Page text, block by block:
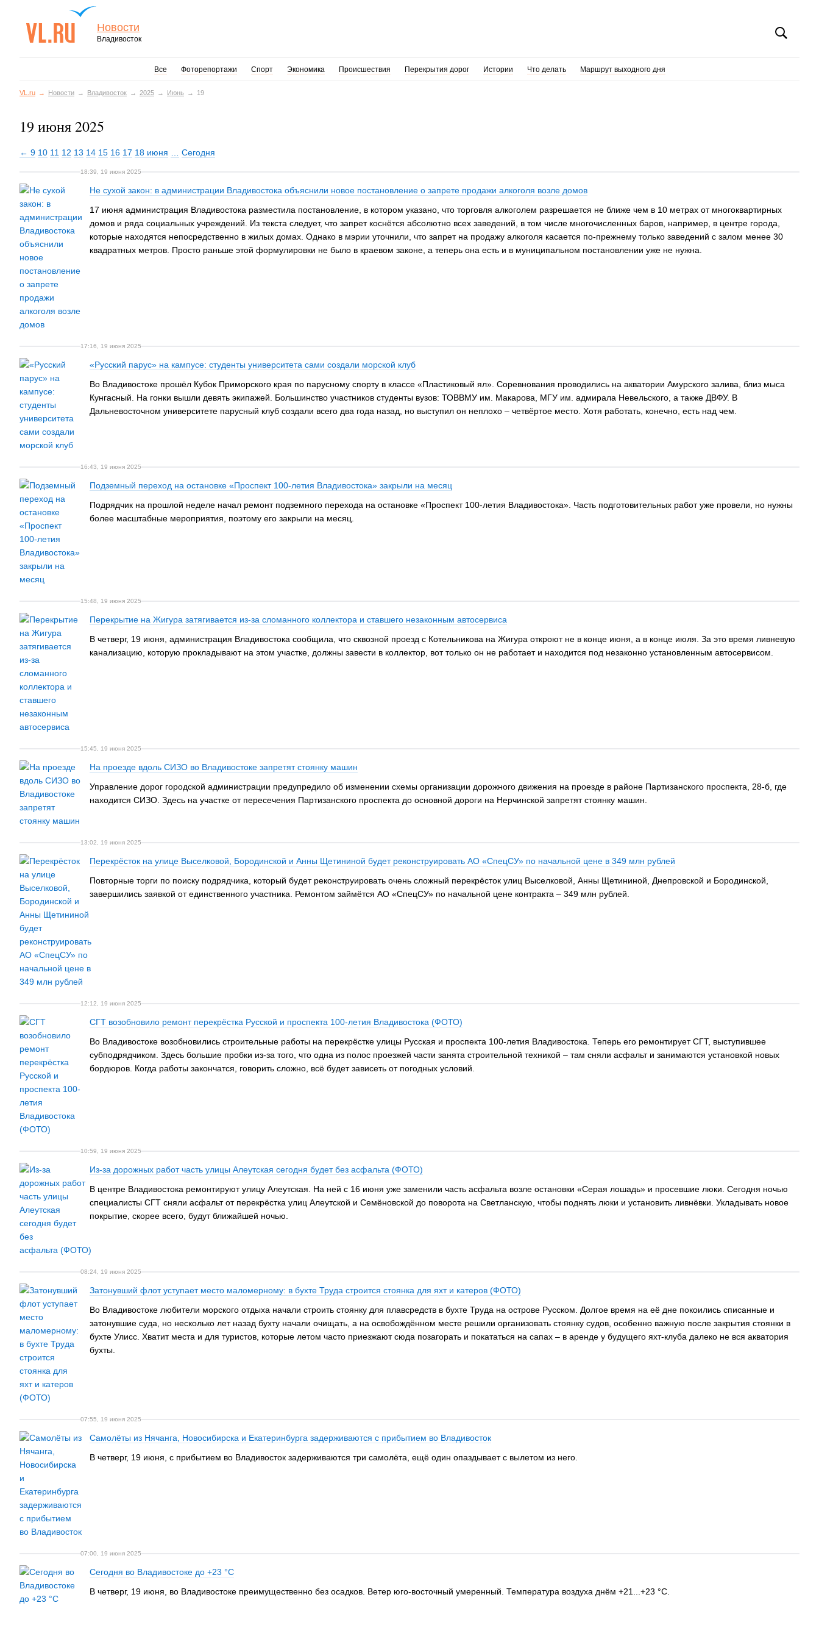
Новости
Владивосток
Все Фоторепортажи Спорт Экономика Происшествия Перекрытия дорог Истории Что делать Маршрут выходного дня
VL.ru Новости Владивосток 2025 Июнь 19
19 июня 2025
← 9 10 11 12 13 14 15 16 17 18 июня Сегодня
18:39, 19 июня 2025
Не сухой закон: в администрации Владивостока объяснили новое постановление о запрете продажи алкоголя возле домов
17 июня администрация Владивостока разместила постановление, в котором указано, что торговля алкоголем разрешается не ближе чем в 10 метрах от многоквартирных
домов и ряда социальных учреждений. Из текста следует, что запрет коснётся абсолютно всех заведений, в том числе многочисленных баров, например, в центре города,
которые находятся непосредственно в жилых домах. Однако в мэрии уточнили, что запрет на продажу алкоголя касается по-прежнему только заведений с залом менее 30
квадратных метров. Просто раньше этой формулировки не было в краевом законе, а теперь она есть и в муниципальном постановлении уже не нужна.
17:16, 19 июня 2025
«Русский парус» на кампусе: студенты университета сами создали морской клуб
Во Владивостоке прошёл Кубок Приморского края по парусному спорту в классе «Пластиковый ял». Соревнования проводились на акватории Амурского залива, близ мыса
Кунгасный. На гонки вышли девять экипажей. Большинство участников студенты вузов: ТОВВМУ им. Макарова, МГУ им. адмирала Невельского, а также ДВФУ. В
Дальневосточном университете парусный клуб создали всего два года назад, но выступил он неплохо – четвёртое место. Хотя работать, конечно, есть над чем.
16:43, 19 июня 2025
Подземный переход на остановке «Проспект 100-летия Владивостока» закрыли на месяц
Подрядчик на прошлой неделе начал ремонт подземного перехода на остановке «Проспект 100-летия Владивостока». Часть подготовительных работ уже провели, но нужны
более масштабные мероприятия, поэтому его закрыли на месяц.
15:48, 19 июня 2025
Перекрытие на Жигура затягивается из-за сломанного коллектора и ставшего незаконным автосервиса
В четверг, 19 июня, администрация Владивостока сообщила, что сквозной проезд с Котельникова на Жигура откроют не в конце июня, а в конце июля. За это время ливневую
канализацию, которую прокладывают на этом участке, должны завести в коллектор, вот только он не работает и находится под незаконно установленным автосервисом.
15:45, 19 июня 2025
На проезде вдоль СИЗО во Владивостоке запретят стоянку машин
Управление дорог городской администрации предупредило об изменении схемы организации дорожного движения на проезде в районе Партизанского проспекта, 28-б, где
находится СИЗО. Здесь на участке от пересечения Партизанского проспекта до основной дороги на Нерчинской запретят стоянку машин.
13:02, 19 июня 2025
Перекрёсток на улице Выселковой, Бородинской и Анны Щетининой будет реконструировать АО «СпецСУ» по начальной цене в 349 млн рублей
Повторные торги по поиску подрядчика, который будет реконструировать очень сложный перекрёсток улиц Выселковой, Анны Щетининой, Днепровской и Бородинской,
завершились заявкой от единственного участника. Ремонтом займётся АО «СпецСУ» по начальной цене контракта – 349 млн рублей.
12:12, 19 июня 2025
СГТ возобновило ремонт перекрёстка Русской и проспекта 100-летия Владивостока (ФОТО)
Во Владивостоке возобновились строительные работы на перекрёстке улицы Русская и проспекта 100-летия Владивостока. Теперь его ремонтирует СГТ, выступившее
субподрядчиком. Здесь большие пробки из-за того, что одна из полос проезжей части занята строительной техникой – там сняли асфальт и занимаются установкой новых
бордюров. Когда работы закончатся, говорить сложно, всё будет зависеть от погодных условий.
10:59, 19 июня 2025
Из-за дорожных работ часть улицы Алеутская сегодня будет без асфальта (ФОТО)
В центре Владивостока ремонтируют улицу Алеутская. На ней с 16 июня уже заменили часть асфальта возле остановки «Серая лошадь» и просевшие люки. Сегодня ночью
специалисты СГТ сняли асфальт от перекрёстка улиц Алеутской и Семёновской до поворота на Светланскую, чтобы поднять люки и установить ливнёвки. Укладывать новое
покрытие, скорее всего, будут ближайшей ночью.
08:24, 19 июня 2025
Затонувший флот уступает место маломерному: в бухте Труда строится стоянка для яхт и катеров (ФОТО)
Во Владивостоке любители морского отдыха начали строить стоянку для плавсредств в бухте Труда на острове Русском. Долгое время на её дне покоились списанные и
затонувшие суда, но несколько лет назад бухту начали очищать, а на освобождённом месте решили организовать стоянку судов, особенно важную после закрытия стоянки в
бухте Улисс. Хватит места и для туристов, которые летом часто приезжают сюда позагорать и покататься на сапах – в аренде у будущего яхт-клуба далеко не вся акватория
бухты.
07:55, 19 июня 2025
Самолёты из Нячанга, Новосибирска и Екатеринбурга задерживаются с прибытием во Владивосток
В четверг, 19 июня, с прибытием во Владивосток задерживаются три самолёта, ещё один опаздывает с вылетом из него.
07:00, 19 июня 2025
Сегодня во Владивостоке до +23 °C
В четверг, 19 июня, во Владивостоке преимущественно без осадков. Ветер юго-восточный умеренный. Температура воздуха днём +21...+23 °C.